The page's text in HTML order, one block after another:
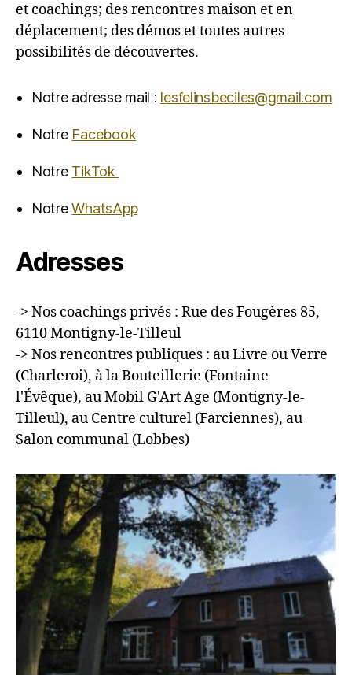
et coachings; des rencontres maison et en
déplacement; des démos et toutes autres
possibilités de découvertes.
Notre adresse mail : lesfelinsbeciles@gmail.com
Notre Facebook
Notre TikTok
NotreWhatsApp
Adresses
-> Nos coachings privés : Rue des Fougères 85,
6110 Montigny-le-Tilleul
-> Nos rencontres publiques : au Livre ou Verre
(Charleroi), à la Bouteillerie (Fontaine
l'Évêque), au Mobil G'Art Age (Montigny-le-
Tilleul), au Centre culturel (Farciennes), au
Salon communal (Lobbes)